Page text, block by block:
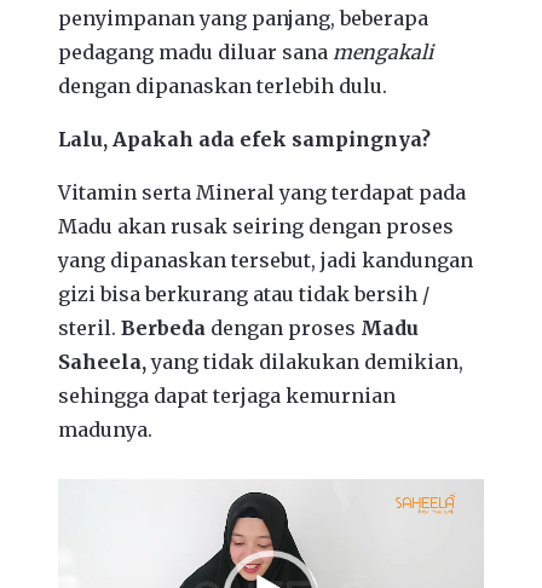
penyimpanan yang panjang, beberapa
pedagang madu diluar sana mengakali
dengan dipanaskan terlebih dulu.
Lalu, Apakah ada efek sampingnya?
Vitamin serta Mineral yang terdapat pada
Madu akan rusak seiring dengan proses
yang dipanaskan tersebut, jadi kandungan
gizi bisa berkurang atau tidak bersih /
steril. Berbeda dengan proses Madu
Saheela,yang tidak dilakukan demikian,
sehingga dapat terjaga kemurnian
madunya.